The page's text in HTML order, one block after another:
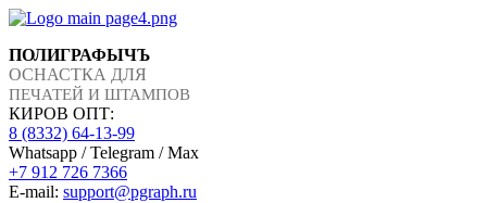
ПОЛИГРАФЫЧЪ
ОСНАСТКА ДЛЯ
ПЕЧАТЕЙ И ШТАМПОВ
КИРОВ ОПТ:
8 (8332) 64-13-99
Whatsapp / Telegram / Max
+7 912 726 7366
E-mail: support@pgraph.ru